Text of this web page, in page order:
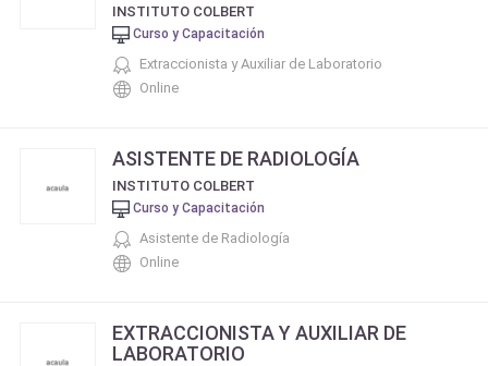
INSTITUTO COLBERT
Curso y Capacitación
Extraccionista y Auxiliar de Laboratorio
Online
ASISTENTE DE RADIOLOGÍA
INSTITUTO COLBERT
Curso y Capacitación
Asistente de Radiología
Online
EXTRACCIONISTA Y AUXILIAR DE
LABORATORIO